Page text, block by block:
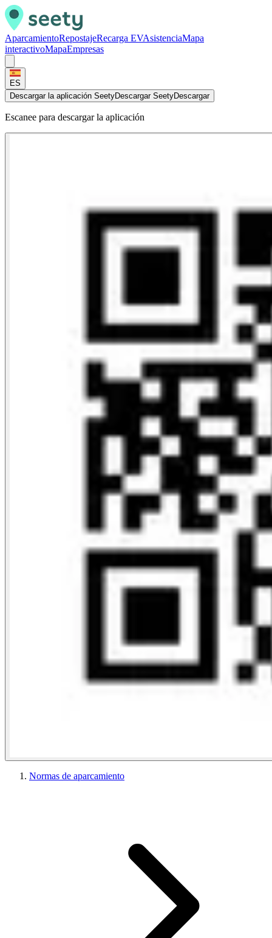
AparcamientoRepostajeRecarga EVAsistenciaMapa
interactivoMapaEmpresas
ES
Descargar la aplicación SeetyDescargar SeetyDescargar
Escanee para descargar la aplicación
Normas de aparcamiento